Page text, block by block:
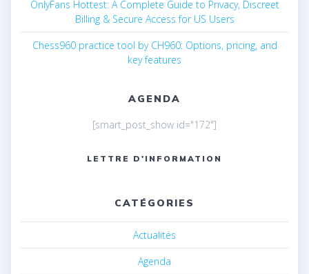
OnlyFans Hottest: A Complete Guide to Privacy, Discreet
Billing & Secure Access for US Users
Chess960 practice tool by CH960: Options, pricing, and
key features
AGENDA
[smart_post_show id="172"]
LETTRE D'INFORMATION
CATÉGORIES
Actualités
Agenda